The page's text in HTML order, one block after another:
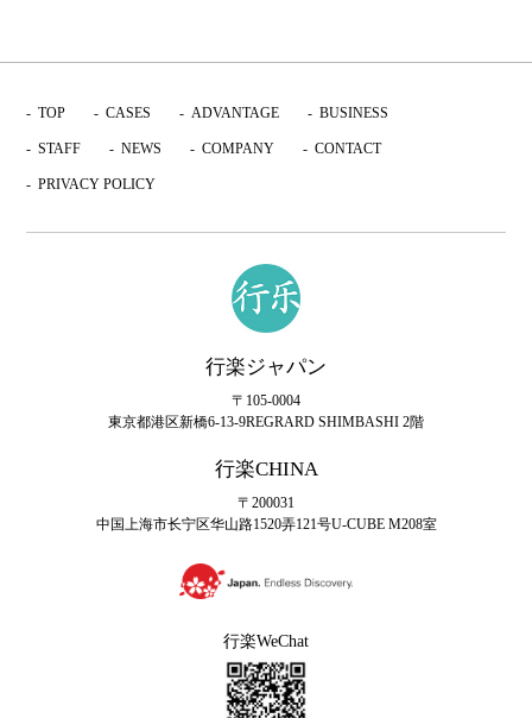
TOP CASES ADVANTAGE BUSINESS
STAFF NEWS COMPANY CONTACT
PRIVACY POLICY
行楽ジャパン
〒105-0004
東京都港区新橋6-13-9REGRARD SHIMBASHI 2階
行楽CHINA
〒200031
中国上海市长宁区华山路1520弄121号U-CUBE M208室
行楽WeChat